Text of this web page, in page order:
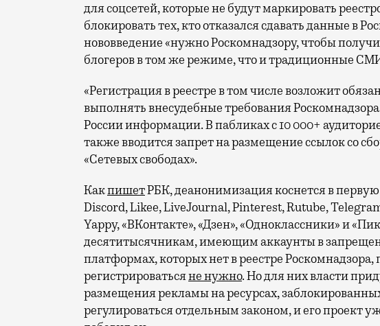
для соцсетей, которые не будут маркировать
блокировать тех, кто отказался сдавать данные в
нововведение «нужно Роскомнадзору, чтобы
блогеров в том же режиме, что и традиционные
«Регистрация в реестре в том числе возложит
выполнять внесудебные требования
России информации. В пабликах с 10 000+
также вводится запрет на размещение ссылок со
«Сетевых свободах».
КакпишетРБК, деанонимизация коснется в
Discord, Likee, LiveJournal, Pinterest, Rutube,
Yappy, «ВКонтакте», «Дзен», «Одноклассники» и
десятитысячникам, имеющим аккаунты в
платформах, которых нет в реестре
регистрироватьсяне нужно. Но для них власти
размещения рекламы на ресурсах,
регулироваться отдельным законом, и его проект